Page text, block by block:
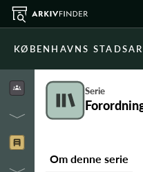
KØBENHAVNS
Serie
Om denne serie